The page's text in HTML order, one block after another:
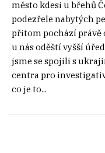
město kdesi u břehů
podezřele nabytých
přitom pochází právě
u nás oděští vyšší
jsme se spojili s
centra pro
co je to...